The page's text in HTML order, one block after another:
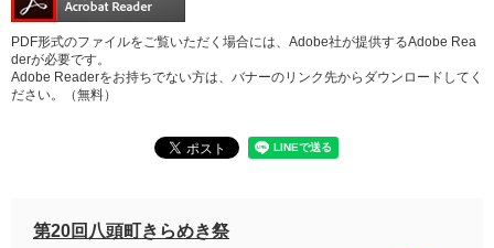
PDF形式のファイルをご覧いただく場合には、Adobe社が提供するAdobe Rea
derが必要です。
Adobe Readerをお持ちでない方は、バナーのリンク先からダウンロードしてく
ださい。（無料）
第20回八頭町きらめき祭